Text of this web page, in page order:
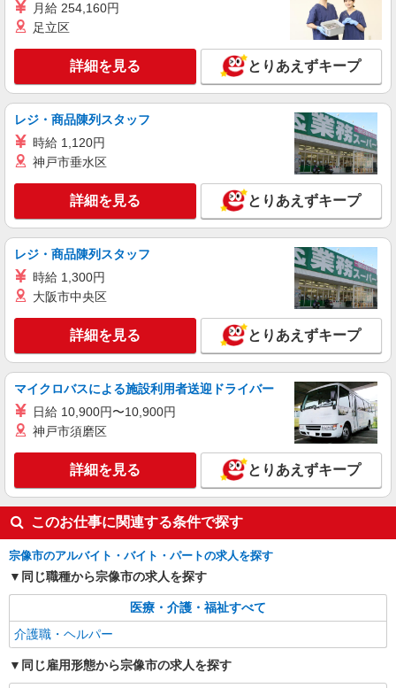
派遣社員
株式会社ニッソーネット福岡支社
特養の介護士（資格必須）
初任者以上：時給1450円〜1812円
福岡県宗像市
キープ 詳細を見る
株式会社ニッソーネット福岡支社
特養の介護士（資格必須）
初任者以上：時給1450円〜1812円
キープ 詳細を見る
派遣社員
株式会社ニッソーネット福岡支社
特養の介護士（無資格可）
初任者以上：時給1450円〜1812円 無資格の
福岡県宗像市
キープ 詳細を見る
月給 254,160円
足立区
詳細を見る とりあえずキープ
レジ・商品陳列スタッフ
時給 1,120円
神戸市垂水区
詳細を見る とりあえずキープ
レジ・商品陳列スタッフ
時給 1,300円
大阪市中央区
詳細を見る とりあえずキープ
マイクロバスによる施設利用者送迎ドライバー
日給 10,900円〜10,900円
神戸市須磨区
詳細を見る とりあえずキープ
このお仕事に関連する条件で探す
宗像市のアルバイト・バイト・パートの求人を探す
同じ職種から宗像市の求人を探す
医療・介護・福祉すべて
介護職・ヘルパー
同じ雇用形態から宗像市の求人を探す